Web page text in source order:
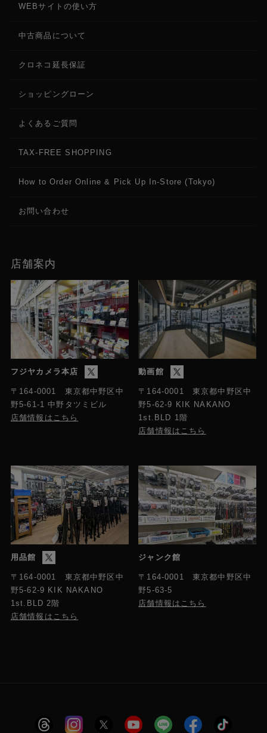
WEBサイトの使い方
中古商品について
クロネコ延長保証
ショッピングローン
よくあるご質問
TAX-FREE SHOPPING
How to Order Online & Pick Up In-Store (Tokyo)
お問い合わせ
店舗案内
フジヤカメラ本店
〒164-0001 東京都中野区中
野5-61-1 中野タツミビル
店舗情報はこちら
動画館
〒164-0001 東京都中野区中
野5-62-9 KIK NAKANO
1st.BLD 1階
店舗情報はこちら
用品館
〒164-0001 東京都中野区中
野5-62-9 KIK NAKANO
1st.BLD 2階
店舗情報はこちら
ジャンク館
〒164-0001 東京都中野区中
野5-63-5
店舗情報はこちら